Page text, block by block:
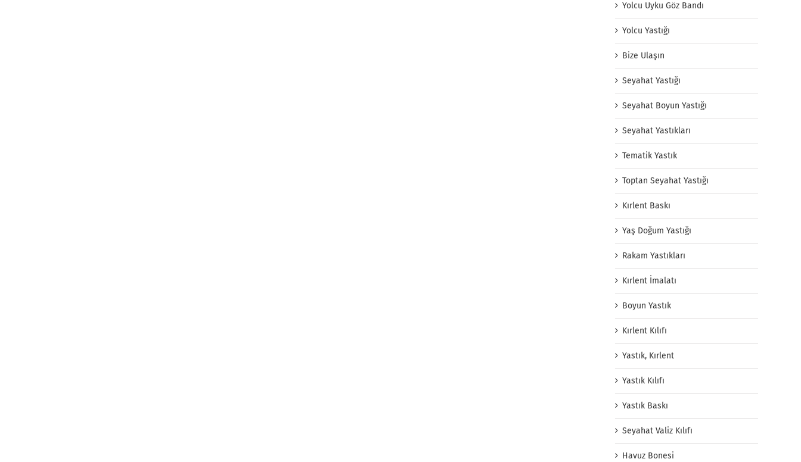
Yolcu Uyku Göz Bandı
Yolcu Yastığı
Bize Ulaşın
Seyahat Yastığı
Seyahat Boyun Yastığı
Seyahat Yastıkları
Tematik Yastık
Toptan Seyahat Yastığı
Kırlent Baskı
Yaş Doğum Yastığı
Rakam Yastıkları
Kırlent İmalatı
Boyun Yastık
Kırlent Kılıfı
Yastık, Kırlent
Yastık Kılıfı
Yastık Baskı
Seyahat Valiz Kılıfı
Havuz Bonesi